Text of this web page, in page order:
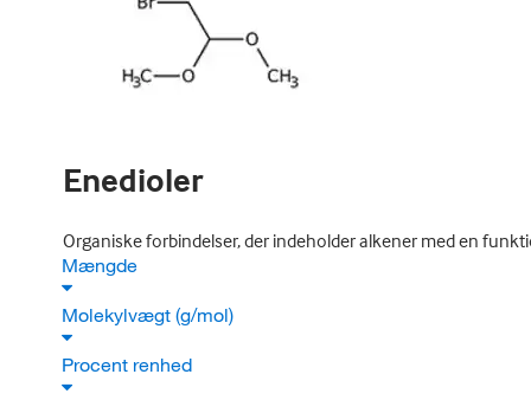
Enedioler
Organiske forbindelser, der indeholder alkener med en
Mængde
Molekylvægt (g/mol)
Procent renhed